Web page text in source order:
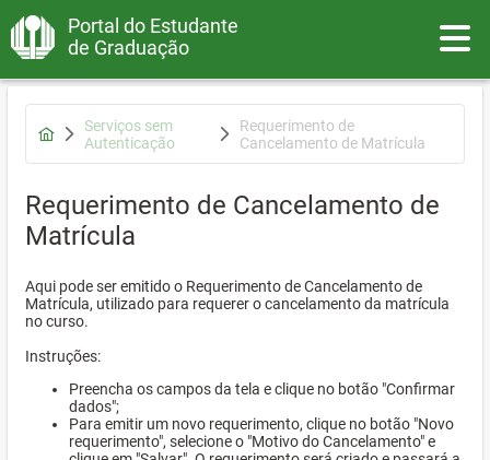
Portal do Estudante
de Graduação
Serviços sem
Autenticação
Requerimento de
Cancelamento de Matrícula
Requerimento de Cancelamento de
Matrícula
Aqui pode ser emitido o Requerimento de Cancelamento de
Matrícula, utilizado para requerer o cancelamento da matrícula
no curso.
Instruções:
Preencha os campos da tela e clique no botão "Confirmar
dados";
Para emitir um novo requerimento, clique no botão "Novo
requerimento", selecione o "Motivo do Cancelamento" e